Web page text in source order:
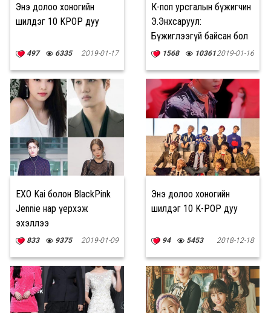
Энэ долоо хоногийн
шилдэг 10 KPOP дуу
497 6335 2019-01-17
К-поп урсгалын бүжигчин
Э.Энхсаруул:
Бүжиглээгүй байсан бол
чадах зүйлгүй, өөрийгөө
1568 103612019-01-16
EXO Kai болон BlackPink
Jennie нар үерхэж
эхэллээ
833 9375 2019-01-09
Энэ долоо хоногийн
шилдэг 10 K-POP дуу
94 5453 2018-12-18